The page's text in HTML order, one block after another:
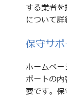
する業者を
について詳
保守サポ
ホームペー
ポートの内
要です。保